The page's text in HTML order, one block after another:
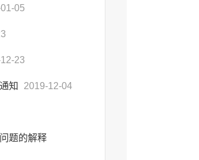
05
23
知 2019-12-04
题的解释